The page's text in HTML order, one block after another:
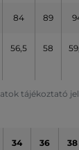
tájékoztató
84 89
56,5 58
34 36 38